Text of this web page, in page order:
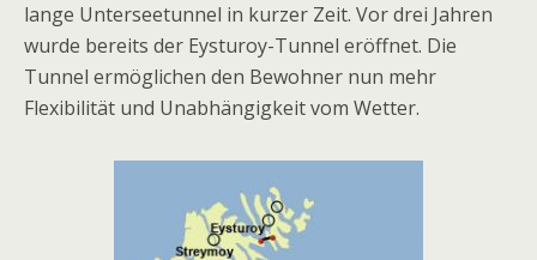
lange Unterseetunnel in kurzer Zeit. Vor drei Jahren
wurde bereits der Eysturoy-Tunnel eröffnet. Die
Tunnel ermöglichen den Bewohner nun mehr
Flexibilität und Unabhängigkeit vom Wetter.